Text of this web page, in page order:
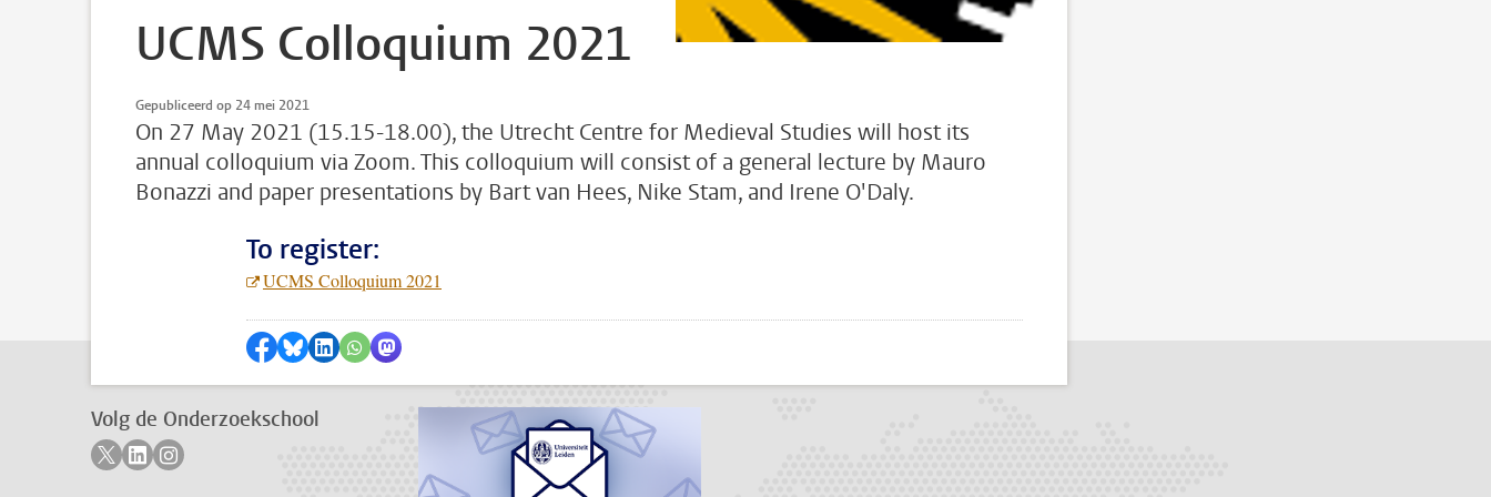
UCMS Colloquium 2021
Gepubliceerd op 24 mei 2021
On 27 May 2021 (15.15-18.00), the Utrecht Centre for Medieval Studies will host its
annual colloquium via Zoom. This colloquium will consist of a general lecture by Mauro
Bonazzi and paper presentations by Bart van Hees, Nike Stam, and Irene O'Daly.
To register:
UCMS Colloquium 2021
Delen op Facebook
Delen via Bluesky
Delen op LinkedIn
???shareWhatsApp???
Delen via Mastodon
Volg de Onderzoekschool
Volg ons op twitter
Volg ons op linkedin
Volg ons op instagram